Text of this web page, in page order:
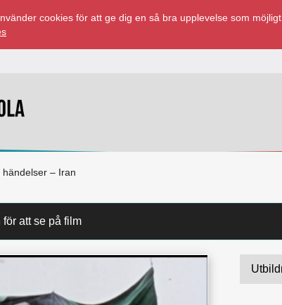
cookies för att ge dig en så bra upplevelse som
händelser – Iran
att se på film